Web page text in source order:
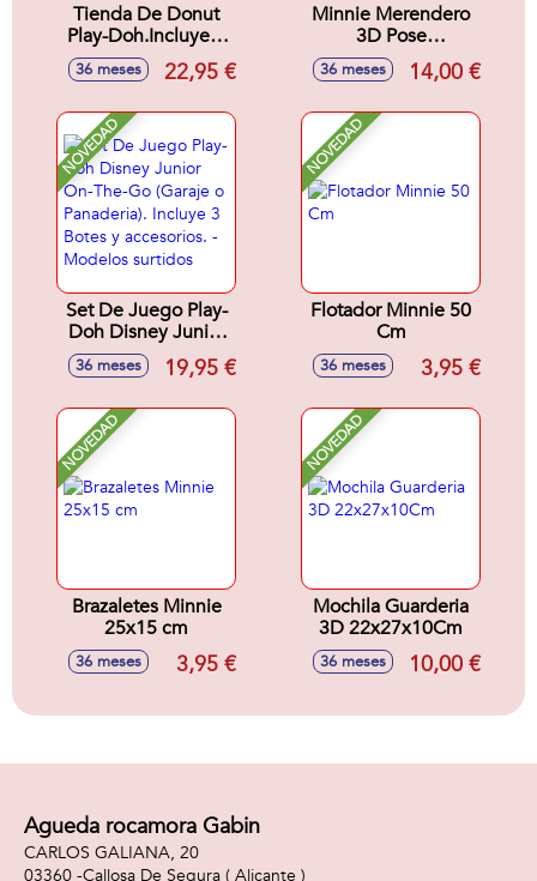
Tienda De Donut
Play-Doh.Incluye 5
Botes.
36 meses 22,95 €
Minnie Merendero
3D Pose
20X26X10Cm
36 meses 14,00 €
NOVEDAD
Set De Juego Play-
Doh Disney Junior
On-The-Go (Garaje
o Panaderia).
accesorios. -
Modelos surtidos
36 meses 19,95 €
NOVEDAD
Flotador Minnie 50
Cm
36 meses 3,95 €
NOVEDAD
Brazaletes Minnie
25x15 cm
36 meses 3,95 €
NOVEDAD
Mochila Guarderia
3D 22x27x10Cm
36 meses 10,00 €
Agueda rocamora Gabin
CARLOS GALIANA, 20
03360 -Callosa De Segura ( Alicante )